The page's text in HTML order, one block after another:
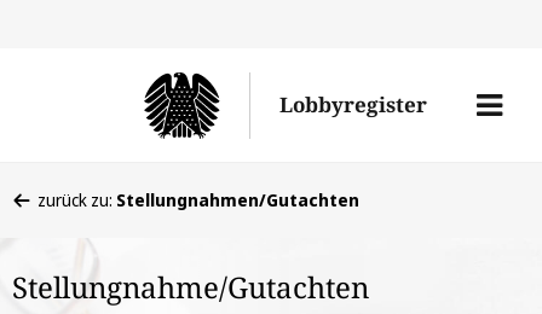
Lobbyregister
Menü
befinden
hier:
zurück zu: Stellungnahmen/Gutachten
Stellungnahme/Gutachten